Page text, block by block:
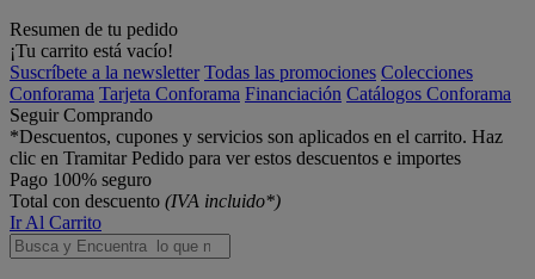
Resumen de tu pedido
¡Tu carrito está vacío!
Suscríbete a la newsletter Todas las promociones Colecciones
Conforama Tarjeta Conforama Financiación Catálogos Conforama
Seguir Comprando
*Descuentos, cupones y servicios son aplicados en el carrito. Haz
clic en Tramitar Pedido para ver estos descuentos e importes
Pago 100% seguro
Total con descuento (IVA incluido*)
Ir Al Carrito